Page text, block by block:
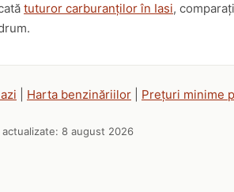
tuturor carburanților în Iasi,
Harta benzinăriilor Prețuri minime
actualizate: 8 august 2026